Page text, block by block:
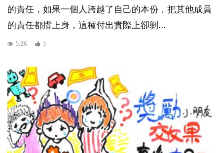
的責任，如果一個人跨越了自己的本份，把其他成員
的責任都揹上身，這種付出實際上卻剝...
5.2K 3